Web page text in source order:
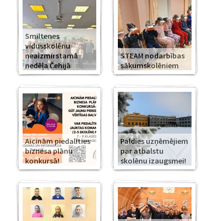
Smiltenes
vidusskolēnu
neaizmirstamā
nedēļa Čehijā
STEAM nodarbības
sākumskolēniem
Aicinām piedalīties
biznesa plānu
konkursā!
Paldies uzņēmējiem
par atbalstu
skolēnu izaugsmei!